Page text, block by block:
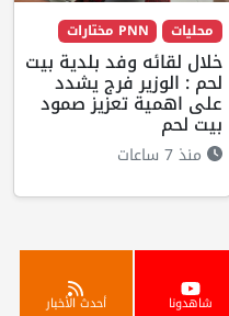
محليات PNN مختارات
خلال لقائه وفد بلدية بيت
لحم : الوزير فرج يشدد
على اهمية تعزيز صمود
بيت لحم
منذ 7 ساعات
شاهدونا أحدث الأخبار